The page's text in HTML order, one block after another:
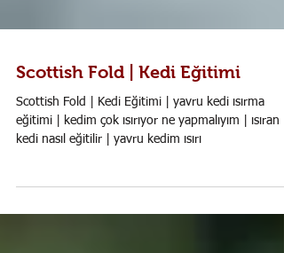
Scottish Fold | Kedi Eğitimi
Scottish Fold | Kedi Eğitimi | yavru kedi ısırma
kedi nasıl eğitilir | yavru kedim ısırı